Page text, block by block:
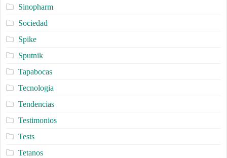
Sinopharm
Sociedad
Spike
Sputnik
Tapabocas
Tecnologia
Tendencias
Testimonios
Tests
Tetanos